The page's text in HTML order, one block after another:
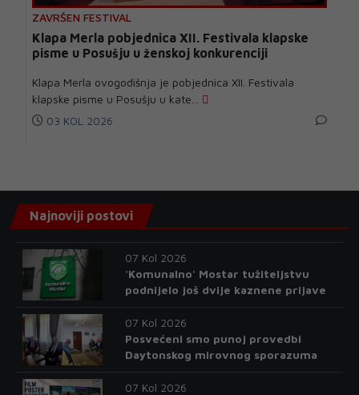
ZAVRŠEN FESTIVAL
Klapa Merla pobjednica XII. Festivala klapske
pisme u Posušju u ženskoj konkurenciji
Klapa Merla ovogodišnja je pobjednica XII. Festivala
klapske pisme u Posušju u kate...
03 KOL 2026
Najnoviji postovi
07 Kol 2026
'Komunalno' Mostar tužiteljstvu
podnijelo još dvije kaznene prijave
07 Kol 2026
Posvećeni smo punoj provedbi
Daytonskog mirovnog sporazuma
07 Kol 2026